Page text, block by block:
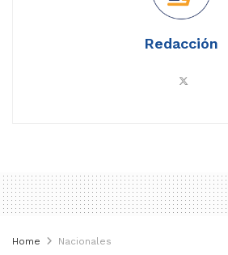
Redacción
Home Nacionales